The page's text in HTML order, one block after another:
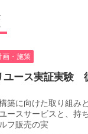
画・施策
ース実証実験
築に向けた取り組み
ースサービスと、持
フ販売の実